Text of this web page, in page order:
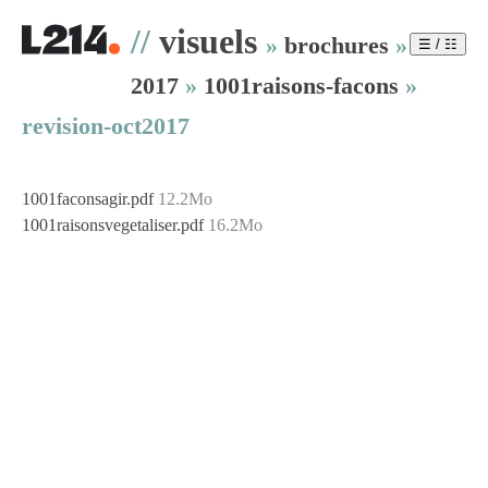
// visuels » brochures »
2017 » 1001raisons-facons »
revision-oct2017
1001faconsagir.pdf 12.2Mo
1001raisonsvegetaliser.pdf 16.2Mo
☰ / ☷